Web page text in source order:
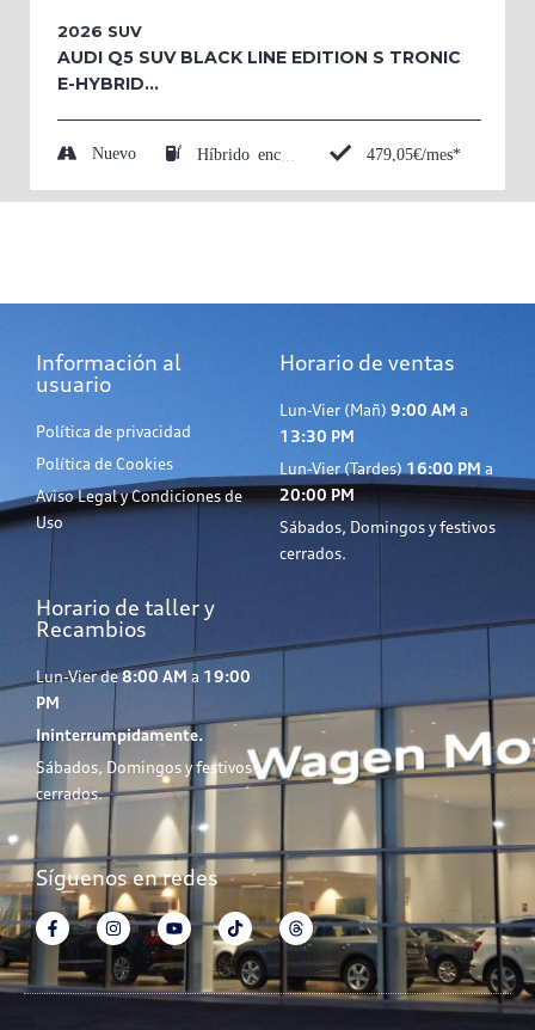
2026 SUV
AUDI Q5 SUV BLACK LINE EDITION S TRONIC
E-HYBRID...
Nuevo 479,05€/mes*
Información al
usuario
Política de privacidad
Política de Cookies
Aviso Legal y Condiciones de
Uso
Horario de ventas
Lun-Vier (Mañ) 9:00 AM a
13:30 PM
Lun-Vier (Tardes) 16:00 PM a
20:00 PM
Sábados, Domingos y festivos
cerrados.
Horario de taller y
Recambios
Lun-Vier de8:00 AM a 19:00
PM
Ininterrumpidamente.
Sábados, Domingos y festivos
cerrados.
Síguenos en redes